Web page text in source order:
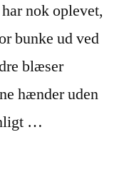
nok oplevet,
bunke ud ved
blæser
hænder uden
…